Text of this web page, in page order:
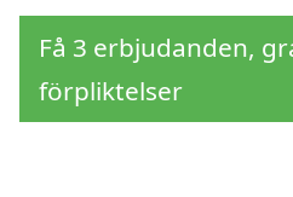
Få 3 erbjudanden,
förpliktelser